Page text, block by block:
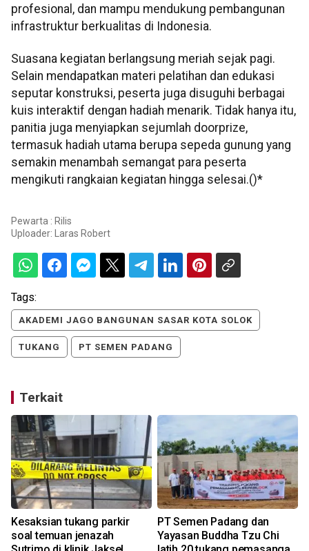
profesional, dan mampu mendukung pembangunan
infrastruktur berkualitas di Indonesia.
Suasana kegiatan berlangsung meriah sejak pagi.
Selain mendapatkan materi pelatihan dan edukasi
seputar konstruksi, peserta juga disuguhi berbagai
kuis interaktif dengan hadiah menarik. Tidak hanya itu,
panitia juga menyiapkan sejumlah doorprize,
termasuk hadiah utama berupa sepeda gunung yang
semakin menambah semangat para peserta
mengikuti rangkaian kegiatan hingga selesai.()*
Pewarta : Rilis
Uploader: Laras Robert
Tags:
AKADEMI JAGO BANGUNAN SASAR KOTA SOLOK
TUKANG PT SEMEN PADANG
Terkait
Kesaksian tukang parkir
soal temuan jenazah
PT Semen Padang dan
Yayasan Buddha Tzu Chi